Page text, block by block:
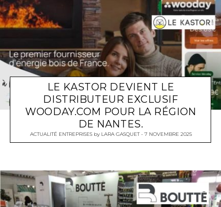
LE KASTOR DEVIENT LE
DISTRIBUTEUR EXCLUSIF
WOODAY.COM POUR LA RÉGION
DE NANTES.
ACTUALITÉ ENTREPRISESby LARA GASQUET 7 NOVEMBRE 2025